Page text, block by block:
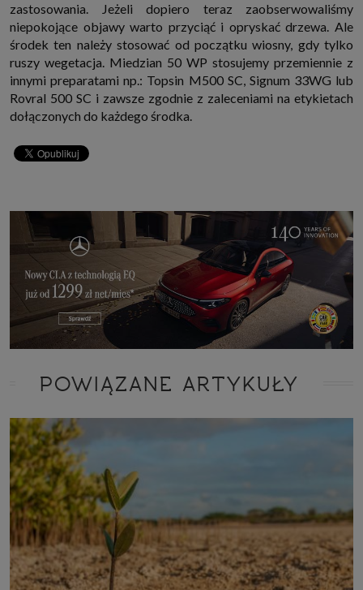
Partnerów:
1. Jeśli udzieliłeś zgody na przetwarzanie danych możesz ją w każdej
chwili wycofać (cofnięcie zgody oczywiście nie uchyli zgodności z prawem
przetwarzania już dokonanego na jej podstawie);
2. Masz również prawo żądania dostępu do Twoich danych osobowych, ich
sprostowania, usunięcia lub ograniczenia przetwarzania, prawo do
przeniesienia danych, wyrażenia sprzeciwu wobec przetwarzania danych
oraz prawo do wniesienia skargi do organu nadzorczego, którym w Polsce
jest Prezes Urzędu Ochrony Danych Osobowych.
Twoich uprawnień.
zastosowania. Jeżeli dopiero teraz zaobserwowaliśmy
niepokojące objawy warto przyciąć i opryskać drzewa. Ale
środek ten należy stosować od początku wiosny, gdy tylko
ruszy wegetacja. Miedzian 50 WP stosujemy przemiennie z
innymi preparatami np.: Topsin M500 SC, Signum 33WG lub
Rovral 500 SC i zawsze zgodnie z zaleceniami na etykietach
dołączonych do każdego środka.
POWIĄZANE ARTYKUŁY